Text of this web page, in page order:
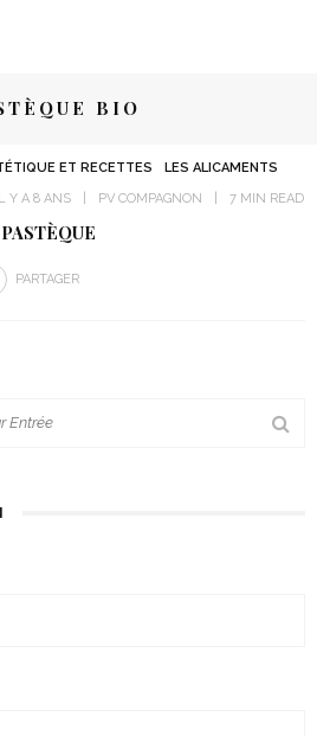
BIO
ET RECETTES
LES ALICAMENTS
Y A 8 ANS
PV COMPAGNON 7 MIN READ
PARTAGER